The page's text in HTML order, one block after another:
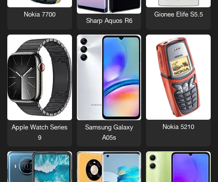
Gionee Elife S5.5
Sharp Aquos R6
Nokia 7700
Nokia 5210
Samsung Galaxy
A05s
Apple Watch Series
9